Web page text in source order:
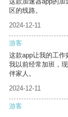
区的线路。
2024-12-11
游客
这款app让我的工作
我以前经常加班，
伴家人。
2024-12-11
游客